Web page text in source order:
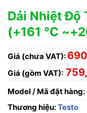
Dải Nhiệt Độ
(+161 °C
Giá (chưa VAT):
Giá (gồm VAT):
Model / Mã đặt hàng:
Thương hiệu:Testo